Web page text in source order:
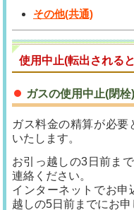
その他(共通)
使用中止(転出される
ガスの使用中止(閉
ガス料金の精算が必要
いたします。
お引っ越しの3日前ま
連絡ください。
インターネットでお申
越しの5日前までにお申